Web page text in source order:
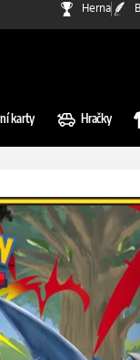
Herna
karty Hračky